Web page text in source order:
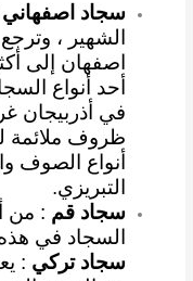
سجاد اصفهاني
الشهير ،
اصفهان إلى أكثر من
أحد أنواع
في أذربيجان
ظروف ملائمة
أنواع الصوف
التبريزي.
سجاد قم : من
السجاد في هذه
سجاد تركي :